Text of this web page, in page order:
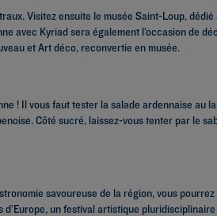
Visitez ensuite le musée Saint-Loup,
avec Kyriad sera également l’occasion de
et Art déco, reconvertie en musée.
! Il vous faut tester la salade ardennaise au
Côté sucré, laissez-vous tenter par le
savoureuse de la région, vous
un festival artistique